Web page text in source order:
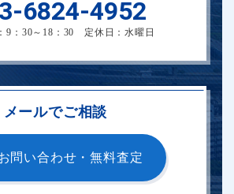
6824-4952
9：30～18：30 定休日：水曜日
メールでご相談
問い合わせ・無料査定